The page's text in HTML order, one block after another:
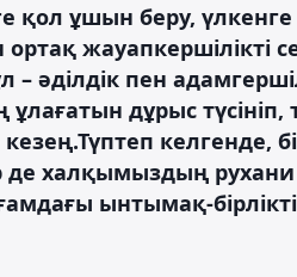
қол ұшын беру,
жауапкершілікті
әділдік пен
ұлағатын дұрыс
келгенде,
де халқымыздың
ынтымақ-